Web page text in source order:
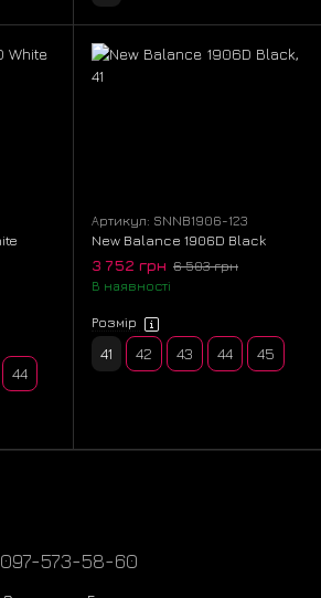
44
Артикул: SNNB1906-123
New Balance 1906D Black
3 752 грн 6 503 грн
В наявності
Розмір
41 42 43 44 45
097-573-58-60